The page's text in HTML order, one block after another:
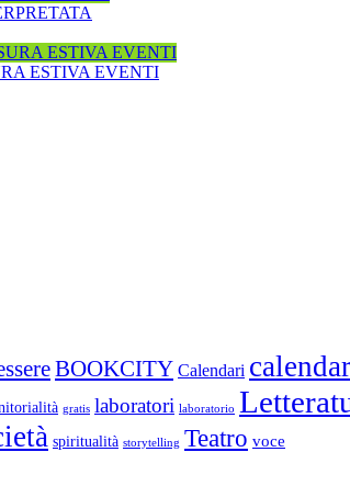
ESTIVA EVENTI
BOOKCITY Calendari
gratis laboratori laboratorio
spiritualità storytelling Teatro voce